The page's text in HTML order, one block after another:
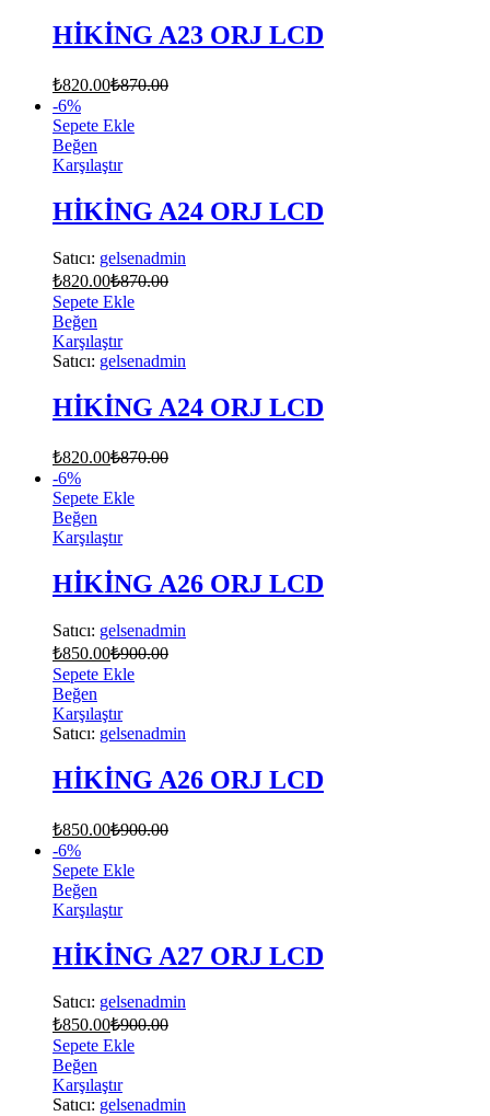
HİKİNG A23 ORJ LCD
₺820.00₺870.00
-6%
Sepete Ekle
Beğen
Karşılaştır
HİKİNG A24 ORJ LCD
Satıcı: gelsenadmin
₺820.00₺870.00
Sepete Ekle
Beğen
Karşılaştır
Satıcı: gelsenadmin
HİKİNG A24 ORJ LCD
₺820.00₺870.00
-6%
Sepete Ekle
Beğen
Karşılaştır
HİKİNG A26 ORJ LCD
Satıcı: gelsenadmin
₺850.00₺900.00
Sepete Ekle
Beğen
Karşılaştır
Satıcı: gelsenadmin
HİKİNG A26 ORJ LCD
₺850.00₺900.00
-6%
Sepete Ekle
Beğen
Karşılaştır
HİKİNG A27 ORJ LCD
Satıcı: gelsenadmin
₺850.00₺900.00
Sepete Ekle
Beğen
Karşılaştır
Satıcı: gelsenadmin